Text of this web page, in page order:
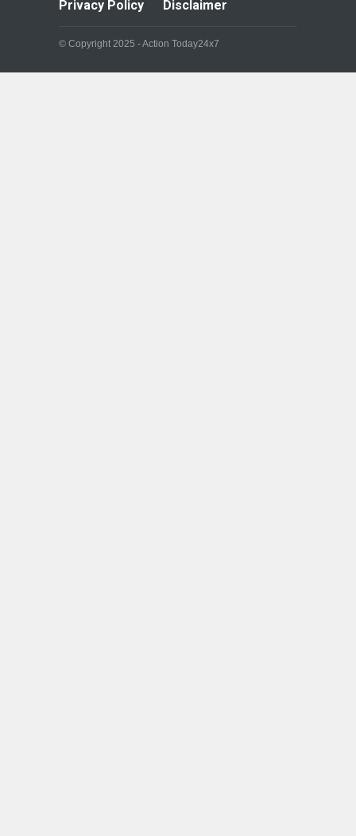
Privacy Policy
Disclaimer
© Copyright 2025 - Action Today24x7